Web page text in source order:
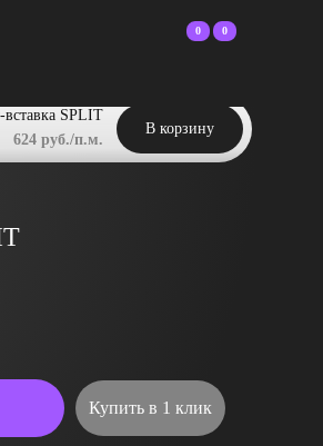
0 0
Купить в 1 клик
SPLIT
624 руб./п.м.
В корзину